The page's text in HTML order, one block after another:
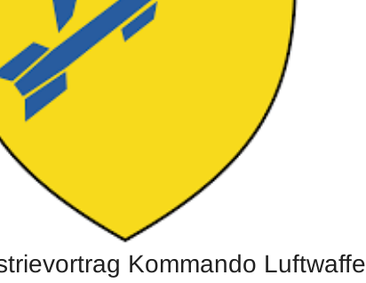
Kommando Luftwaffe